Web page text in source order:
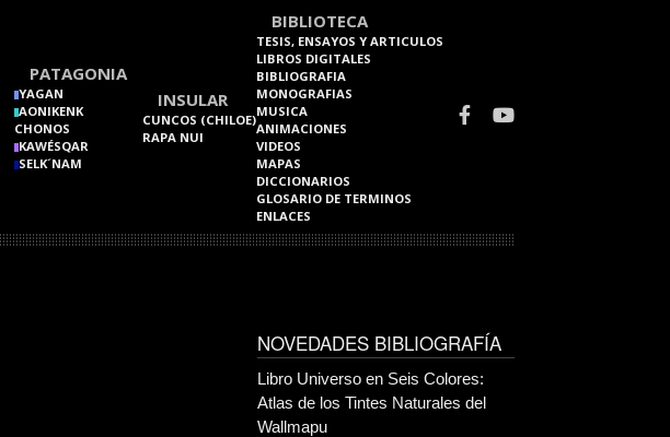
PATAGONIA
YAGAN
AONIKENK
CHONOS
KAWÉSQAR
SELK´NAM
INSULAR
CUNCOS (CHILOE)
RAPA NUI
BIBLIOTECA
TESIS, ENSAYOS Y ARTICULOS
LIBROS DIGITALES
BIBLIOGRAFIA
MONOGRAFIAS
MUSICA
ANIMACIONES
VIDEOS
MAPAS
DICCIONARIOS
GLOSARIO DE TERMINOS
ENLACES
NOVEDADES BIBLIOGRAFÍA
Libro Universo en Seis Colores:
Atlas de los Tintes Naturales del
Wallmapu